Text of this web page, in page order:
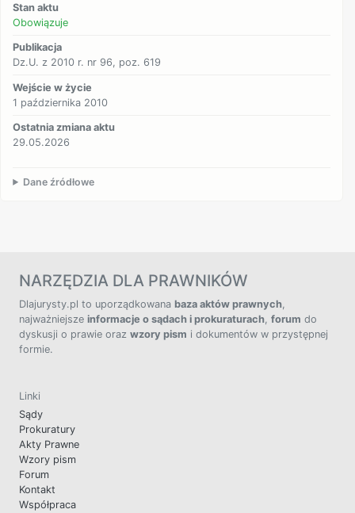
Stan aktu
Obowiązuje
Publikacja
Dz.U. z 2010 r. nr 96, poz. 619
Wejście w życie
1 października 2010
Ostatnia zmiana aktu
29.05.2026
Dane źródłowe
NARZĘDZIA DLA PRAWNIKÓW
Dlajurysty.pl to uporządkowana baza aktów prawnych,
najważniejsze informacje o sądach i prokuraturach, forum do
dyskusji o prawie oraz wzory pism i dokumentów w przystępnej
formie.
Linki
Sądy
Prokuratury
Akty Prawne
Wzory pism
Forum
Kontakt
Współpraca